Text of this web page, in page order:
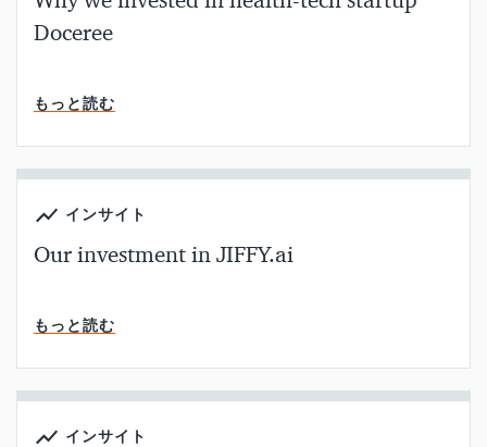
Doceree
もっと読む
インサイト
Our investment in JIFFY.ai
もっと読む
インサイト